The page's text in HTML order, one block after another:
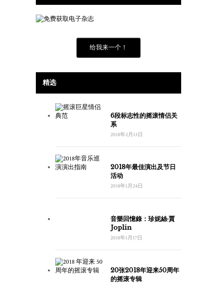
给我来一个！
精选
6段标志性的摇滚情侣关
系
2018年2月13日
2018年最佳演出及节日
活动
2018年1月24日
音樂回憶錄：珍妮絲·賈
Joplin
2018年1月17日
20张2018年迎来50周年
的摇滚专辑